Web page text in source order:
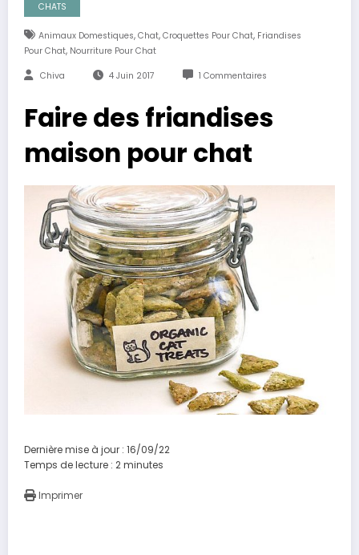
CHATS
Animaux Domestiques, Chat, Croquettes Pour Chat, Friandises
Pour Chat, Nourriture Pour Chat
Chiva 4 Juin 2017 1 Commentaires
Faire des friandises
maison pour chat
Dernière mise à jour : 16/09/22
Temps de lecture : 2minutes
Imprimer